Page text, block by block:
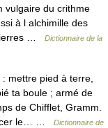
du crithme
à l alchimille des
…
Dictionnaire de la
mettre pied à terre,
ta boule ; armé de
de Chifflet, Gramm.
le… …
Dictionnaire de